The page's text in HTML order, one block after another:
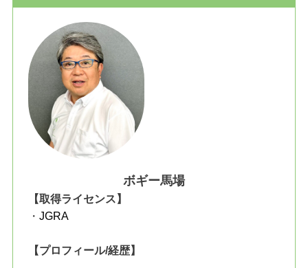
ボギー馬場
【取得ライセンス】
・JGRA
【プロフィール/経歴】